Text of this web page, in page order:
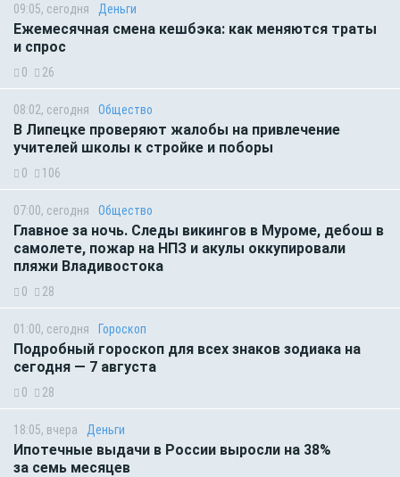
09:05, сегодня Деньги
Ежемесячная смена кешбэка: как меняются траты
и спрос
0 26
08:02, сегодня Общество
В Липецке проверяют жалобы на привлечение
учителей школы к стройке и поборы
0 106
07:00, сегодня Общество
Главное за ночь. Следы викингов в Муроме, дебош в
самолете, пожар на НПЗ и акулы оккупировали
пляжи Владивостока
0 28
01:00, сегодня Гороскоп
Подробный гороскоп для всех знаков зодиака на
сегодня — 7 августа
0 28
18:05, вчера Деньги
Ипотечные выдачи в России выросли на 38%
за семь месяцев